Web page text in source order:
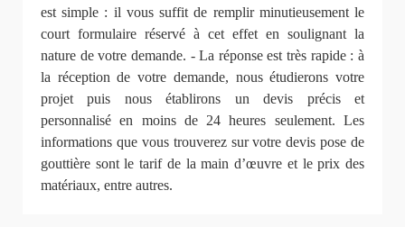
est simple : il vous suffit de remplir minutieusement le
court formulaire réservé à cet effet en soulignant la
nature de votre demande. - La réponse est très rapide : à
la réception de votre demande, nous étudierons votre
projet puis nous établirons un devis précis et
personnalisé en moins de 24 heures seulement. Les
informations que vous trouverez sur votre devis pose de
gouttière sont le tarif de la main d’œuvre et le prix des
matériaux, entre autres.